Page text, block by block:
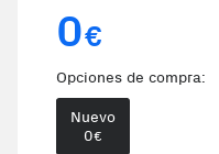
0€
Opciones de compra:
Nuevo
0€